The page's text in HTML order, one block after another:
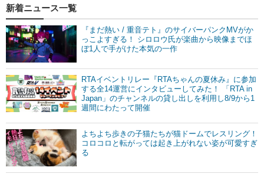
新着ニュース一覧
『まだ熱い / 重音テト』のサイバーパンクMVがか
っこよすぎる！ シロロウ氏が楽曲から映像までほ
ぼ1人で手がけた本気の一作
RTAイベントリレー『RTAちゃんの夏休み』に参加
する全14運営にインタビューしてみた！ 「RTA in
Japan」のチャンネルの貸し出しを利用し8/9から1
週間にわたって開催
よちよち歩きの子猫たちが猫ドームでレスリング！
コロコロと転がっては起き上がれない姿が可愛すぎ
る